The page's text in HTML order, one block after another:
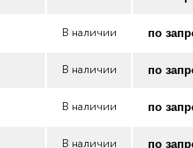
В наличии по
В наличии по
В наличии по
В наличии по